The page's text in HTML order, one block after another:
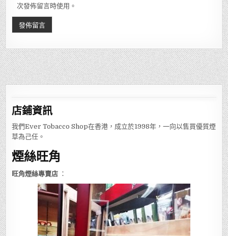
次發佈留言時使用。
店鋪資訊
我們Ever Tobacco Shop在香港，成立於1998年，一向以售買優質煙
草為己任。
煙絲旺角
旺角煙絲專賣店 ：